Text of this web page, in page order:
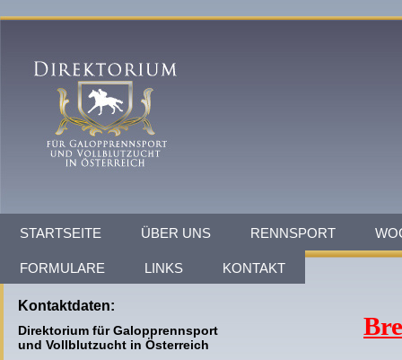
STARTSEITE ÜBER UNS RENNSPORT
FORMULARE LINKS KONTAKT
Kontaktdaten:
Direktorium für Galopprennsport
und Vollblutzucht in Österreich